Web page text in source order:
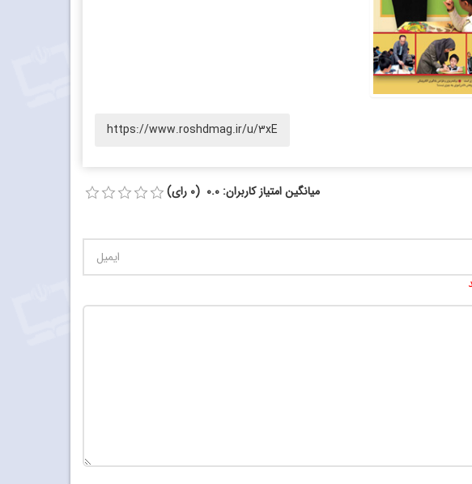
https://www.roshdmag.ir/u/3xE
میانگین امتیاز کاربران: 0.0 (0 رای)